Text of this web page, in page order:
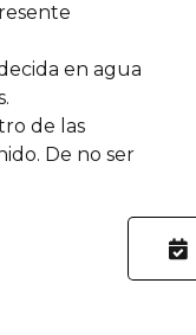
en agua
de las
De no ser